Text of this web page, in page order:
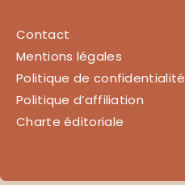
Contact
Mentions légales
Politique de confidentialité
Politique d’affiliation
Charte éditoriale